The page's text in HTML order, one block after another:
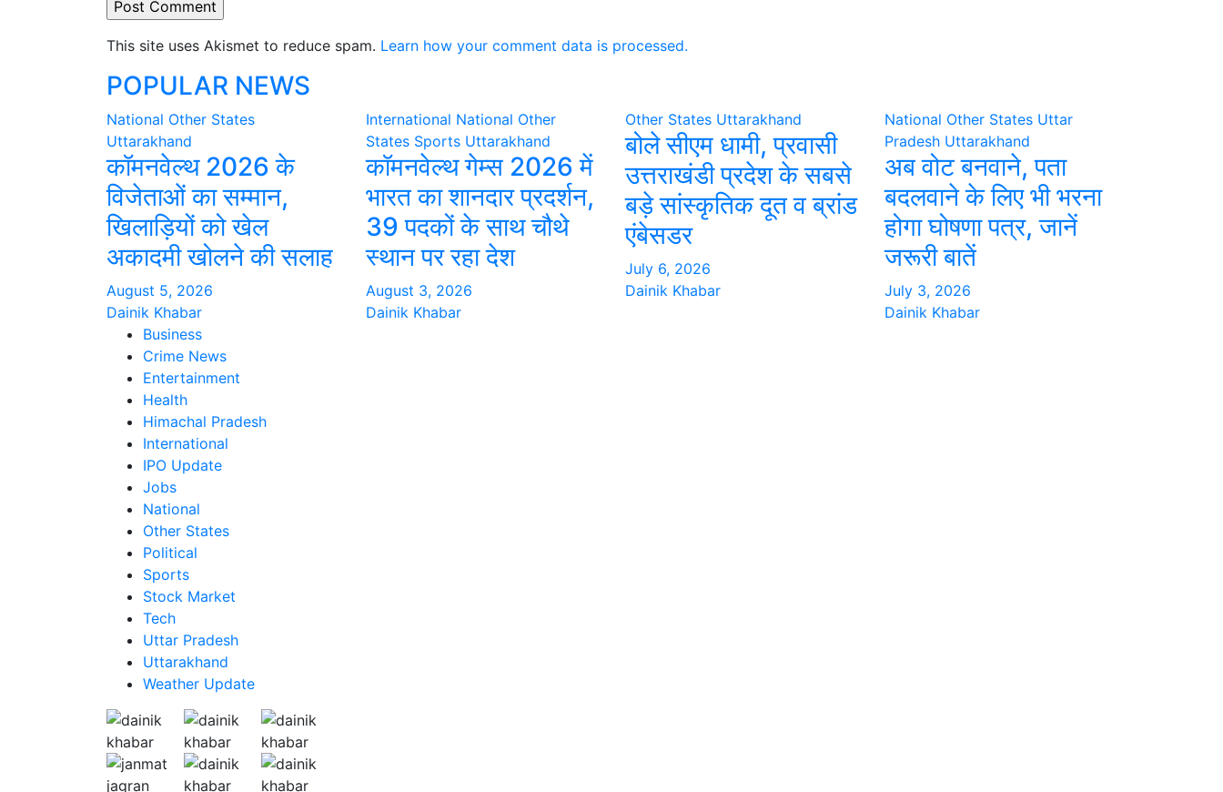
This site uses Akismet to reduce spam. Learn how your comment data is processed.
POPULAR NEWS
National Other States
Uttarakhand
कॉमनवेल्थ 2026 के
विजेताओं का सम्मान,
खिलाड़ियों को खेल
अकादमी खोलने की सलाह
August 5, 2026
Dainik Khabar
International National Other
States Sports Uttarakhand
कॉमनवेल्थ गेम्स 2026 में
भारत का शानदार प्रदर्शन,
39 पदकों के साथ चौथे
स्थान पर रहा देश
August 3, 2026
Dainik Khabar
Other States Uttarakhand
बोले सीएम धामी, प्रवासी
उत्तराखंडी प्रदेश के सबसे
बड़े सांस्कृतिक दूत व ब्रांड
एंबेसडर
July 6, 2026
Dainik Khabar
National Other States Uttar
Pradesh Uttarakhand
अब वोट बनवाने, पता
बदलवाने के लिए भी भरना
होगा घोषणा पत्र, जानें
जरूरी बातें
July 3, 2026
Dainik Khabar
Business
Crime News
Entertainment
Health
Himachal Pradesh
International
IPO Update
Jobs
National
Other States
Political
Sports
Stock Market
Tech
Uttar Pradesh
Uttarakhand
Weather Update